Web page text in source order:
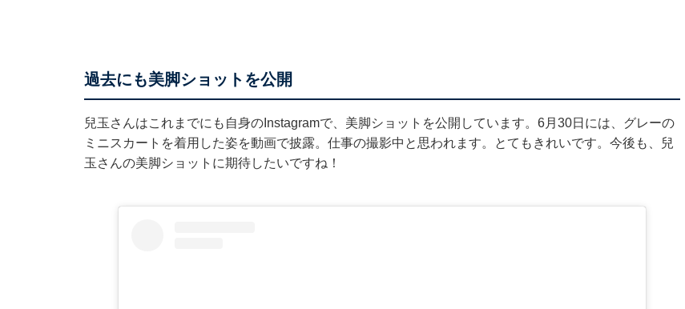
過去にも美脚ショットを公開
兒玉さんはこれまでにも自身のInstagramで、美脚ショットを公開しています。6月30日には、グレーの
ミニスカートを着用した姿を動画で披露。仕事の撮影中と思われます。とてもきれいです。今後も、兒
玉さんの美脚ショットに期待したいですね！